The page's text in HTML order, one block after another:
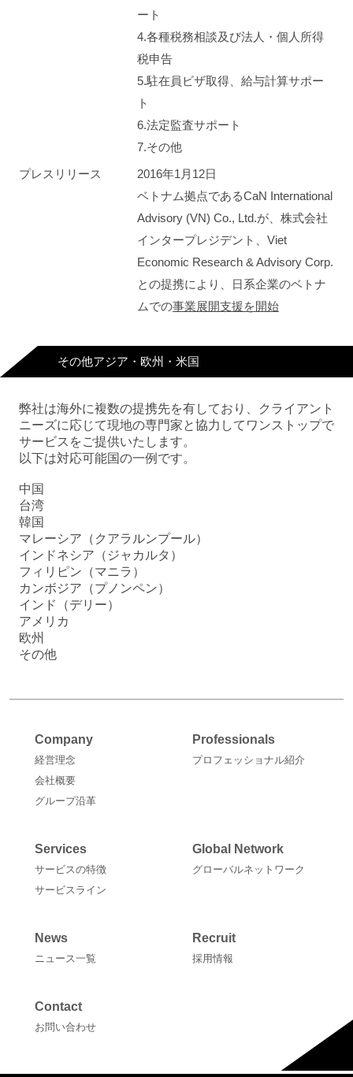
ート
4.各種税務相談及び法人・個人所得
税申告
5.駐在員ビザ取得、給与計算サポー
ト
6.法定監査サポート
7.その他
プレスリリース
2016年1月12日
ベトナム拠点であるCaN International
Advisory (VN) Co., Ltd.が、株式会社
インタープレジデント、Viet
Economic Research & Advisory Corp.
との提携により、日系企業のベトナ
ムでの事業展開支援を開始
その他アジア・欧州・米国
弊社は海外に複数の提携先を有しており、クライアント
ニーズに応じて現地の専門家と協力してワンストップで
サービスをご提供いたします。
以下は対応可能国の一例です。
中国
台湾
韓国
マレーシア（クアラルンプール）
インドネシア（ジャカルタ）
フィリピン（マニラ）
カンボジア（プノンペン）
インド（デリー）
アメリカ
欧州
その他
Company
経営理念
会社概要
グループ沿革
Professionals
プロフェッショナル紹介
Services
サービスの特徴
サービスライン
Global Network
グローバルネットワーク
News
ニュース一覧
Recruit
採用情報
Contact
お問い合わせ